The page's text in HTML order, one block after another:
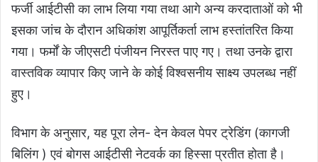
फर्जी आईटीसी का लाभ लिया गया तथा आगे अन्य करदाताओं को भी
इसका जांच के दौरान अधिकांश आपूर्तिकर्ता लाभ हस्तांतरित किया
गया। फर्मों के जीएसटी पंजीयन निरस्त पाए गए। तथा उनके द्वारा
वास्तविक व्यापार किए जाने के कोई विश्वसनीय साक्ष्य उपलब्ध नहीं
हुए।
विभाग के अनुसार, यह पूरा लेन- देन केवल पेपर ट्रेडिंग (कागजी
बिलिंग ) एवं बोगस आईटीसी नेटवर्क का हिस्सा प्रतीत होता है।